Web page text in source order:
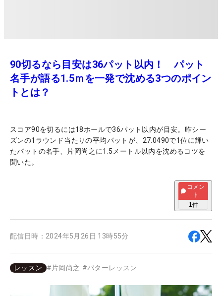
90切るなら目安は36パット以内！ パット
名手が語る1.5ｍを一発で沈める3つのポイン
トとは？
スコア90を切るには18ホールで36パット以内が目安。昨シー
ズンの1ラウンド当たりの平均パットが、27.0490で1位に輝い
たパットの名手、片岡尚之に1.5メートル以内を沈めるコツを
聞いた。
コメン
ト
1件
配信日時： 2024年5月26日 13時55分
レッスン # 片岡尚之 #パターレッスン